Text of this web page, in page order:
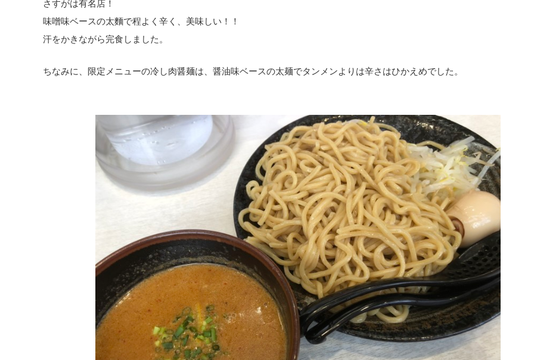
味噌味ベースの太麵で程よく辛く、美味しい！！
汗をかきながら完食しました。
ちなみに、限定メニューの冷し肉醤麺は、醤油味ベースの太麺でタンメンよりは辛さはひかえめでした。